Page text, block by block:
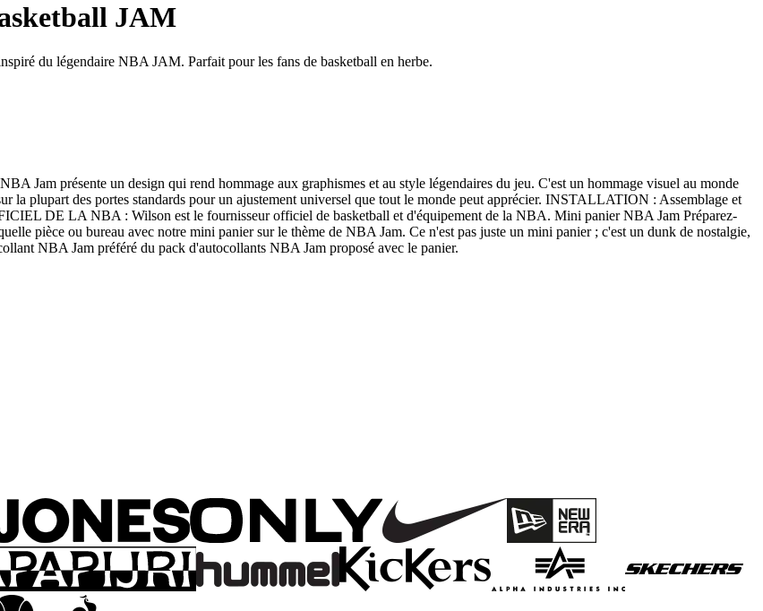
JAM
du légendaire NBA JAM. Parfait pour les fans de basketball en herbe.
Jam présente un design qui rend hommage aux graphismes et au style légendaires du jeu. C'est un hommage visuel au monde
plupart des portes standards pour un ajustement universel que tout le monde peut apprécier. INSTALLATION : Assemblage et
DE LA NBA : Wilson est le fournisseur officiel de basketball et d'équipement de la NBA. Mini panier NBA Jam Préparez-
pièce ou bureau avec notre mini panier sur le thème de NBA Jam. Ce n'est pas juste un mini panier ; c'est un dunk de nostalgie,
NBA Jam préféré du pack d'autocollants NBA Jam proposé avec le panier.